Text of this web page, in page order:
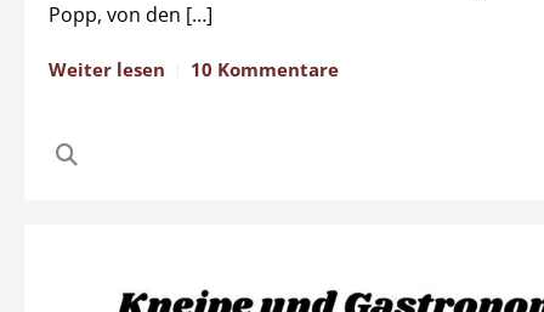
Popp, von den […]
Weiter lesen 10 Kommentare